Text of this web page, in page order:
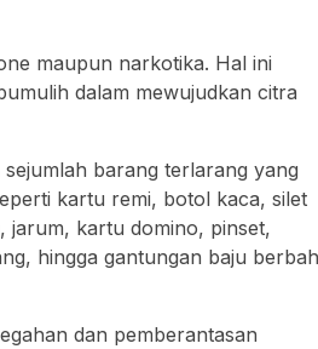
maupun narkotika. Hal ini
dalam mewujudkan citra
barang terlarang yang
kartu remi, botol kaca, silet
jarum, kartu domino, pinset,
hingga gantungan baju
dan pemberantasan